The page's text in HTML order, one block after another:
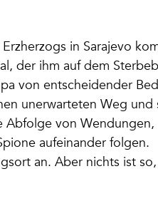
in Sarajevo
der ihm auf dem
von entscheidender
unerwarteten Weg und
Abfolge von Wendungen,
aufeinander folgen.
an. Aber nichts ist